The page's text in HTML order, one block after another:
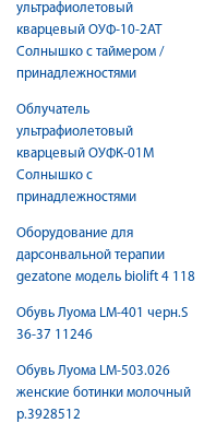
ультрафиолетовый
кварцевый ОУФ-10-2АТ
Солнышко с таймером /
принадлежностями
Облучатель
ультрафиолетовый
кварцевый ОУФК-01М
Солнышко с
принадлежностями
Оборудование для
дарсонвальной терапии
gezatone модель biolift 4 118
Обувь Луома LM-401 черн.S
36-37 11246
Обувь Луома LM-503.026
женские ботинки молочный
р.3928512